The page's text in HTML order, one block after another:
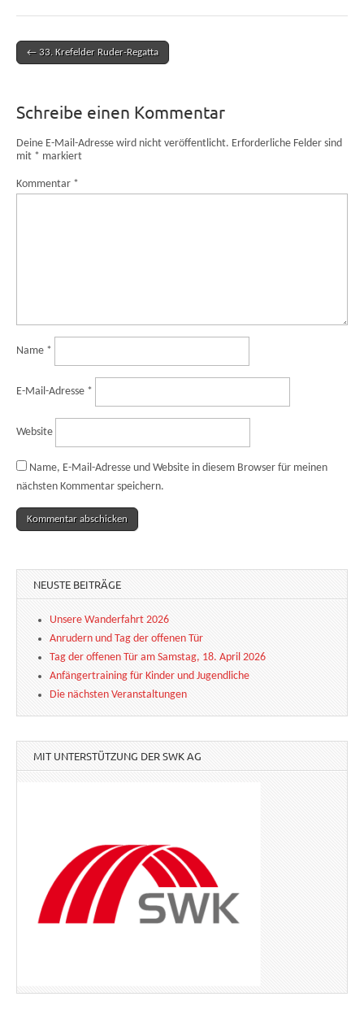
Post navigation
← 33. Krefelder Ruder-Regatta
Schreibe einen Kommentar
Deine E-Mail-Adresse wird nicht veröffentlicht. Erforderliche Felder sind
mit * markiert
Kommentar *
Name *
E-Mail-Adresse *
Website
Name, E-Mail-Adresse und Website in diesem Browser für meinen
nächsten Kommentar speichern.
NEUSTE BEITRÄGE
Unsere Wanderfahrt 2026
Anrudern und Tag der offenen Tür
Tag der offenen Tür am Samstag, 18. April 2026
Anfängertraining für Kinder und Jugendliche
Die nächsten Veranstaltungen
MIT UNTERSTÜTZUNG DER SWK AG